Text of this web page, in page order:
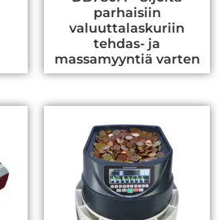
parhaisiin
valuuttalaskuriin
tehdas- ja
massamyyntiä varten